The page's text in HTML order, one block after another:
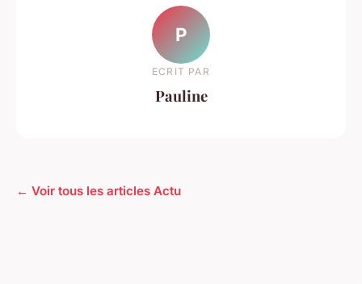
P
ECRIT PAR
Pauline
← Voir tous les articles Actu